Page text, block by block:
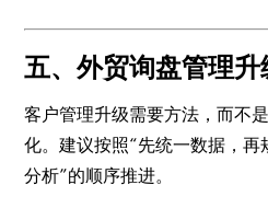
五、外贸询盘管理
客户管理升级需要方法，而不
化。建议按照“先统一数据，
分析”的顺序推进。